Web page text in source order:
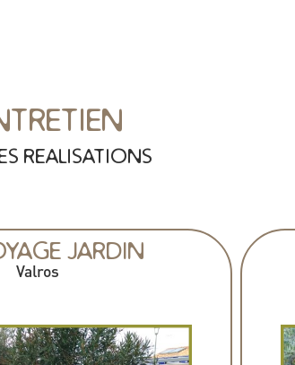
REALISATIONS
JARDIN
Valros